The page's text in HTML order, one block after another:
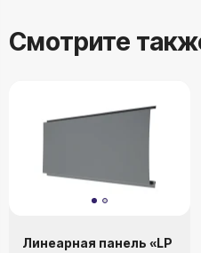
Смотрите
Линеарная панель «LP